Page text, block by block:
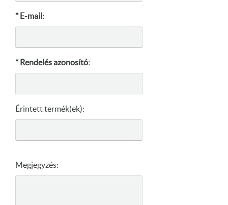
* E-mail:
* Rendelés azonosító:
Érintett termék(ek):
Megjegyzés: